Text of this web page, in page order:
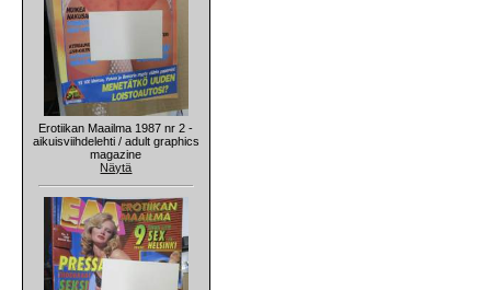
Erotiikan Maailma 1987 nr 2 -
aikuisviihdelehti / adult graphics
magazine
Näytä